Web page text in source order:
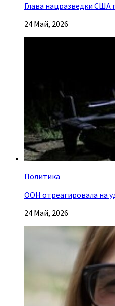
Глава нацразведки США
24 Май, 2026
Политика
ООН отреагировала на
24 Май, 2026